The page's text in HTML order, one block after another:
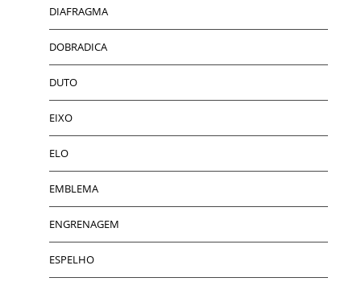
DIAFRAGMA
DOBRADICA
DUTO
EIXO
ELO
EMBLEMA
ENGRENAGEM
ESPELHO